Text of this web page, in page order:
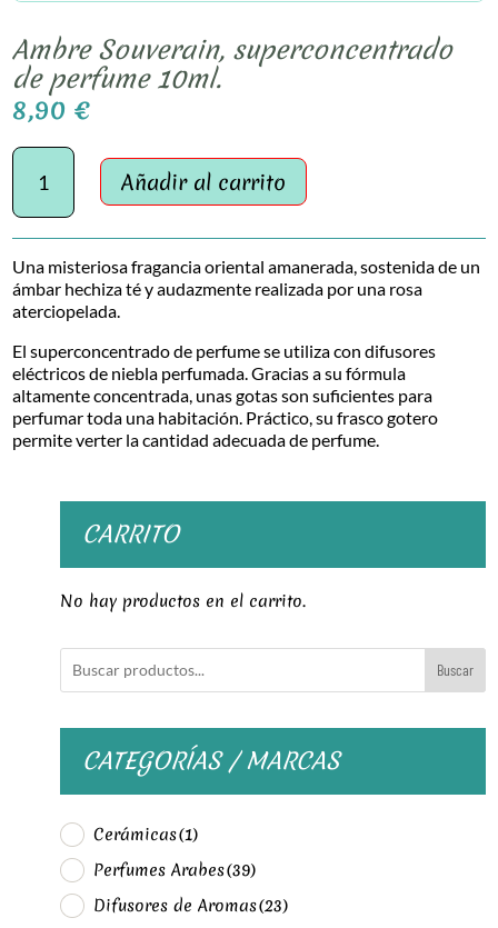
Ambre Souverain, superconcentrado
de perfume 10ml.
8,90€
Ambre
Souverain,
superconcentrado
de
perfume
10ml.
cantidad
Añadir al carrito
Una misteriosa fragancia oriental amanerada, sostenida de un
ámbar hechiza té y audazmente realizada por una rosa
aterciopelada.
El superconcentrado de perfume se utiliza con difusores
eléctricos de niebla perfumada. Gracias a su fórmula
altamente concentrada, unas gotas son suficientes para
perfumar toda una habitación. Práctico, su frasco gotero
permite verter la cantidad adecuada de perfume.
CARRITO
No hay productos en el carrito.
Buscar
CATEGORÍAS / MARCAS
Cerámicas(1)
Perfumes Arabes(39)
Difusores de Aromas(23)